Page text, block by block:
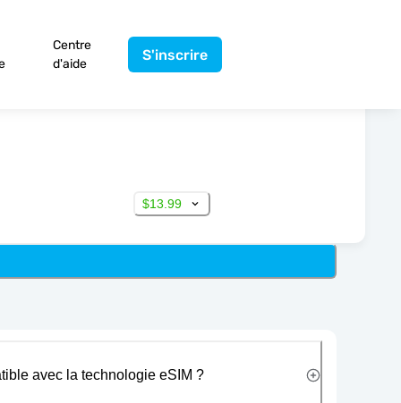
Centre
d'aide
S'inscrire
$13.99
avec la technologie eSIM ?